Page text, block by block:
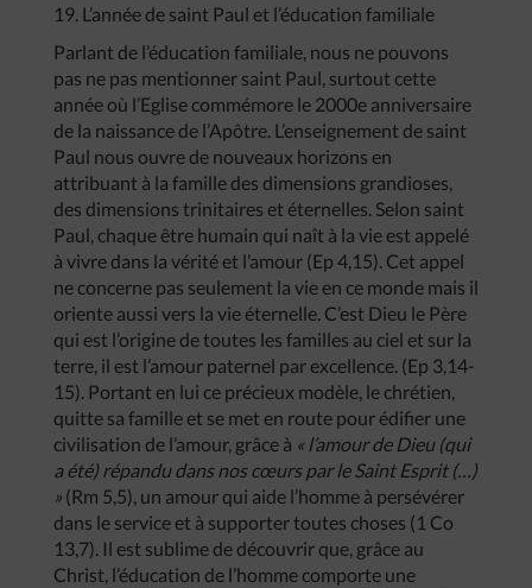
19. L’année de saint Paul et l’éducation familiale
Parlant de l’éducation familiale, nous ne pouvons
pas ne pas mentionner saint Paul, surtout cette
année où l’Eglise commémore le 2000e anniversaire
de la naissance de l’Apôtre. L’enseignement de saint
Paul nous ouvre de nouveaux horizons en
attribuant à la famille des dimensions grandioses,
des dimensions trinitaires et éternelles. Selon saint
Paul, chaque être humain qui naît à la vie est appelé
à vivre dans la vérité et l’amour (Ep 4,15). Cet appel
ne concerne pas seulement la vie en ce monde mais il
oriente aussi vers la vie éternelle. C’est Dieu le Père
qui est l’origine de toutes les familles au ciel et sur la
terre, il est l’amour paternel par excellence. (Ep 3,14-
15). Portant en lui ce précieux modèle, le chrétien,
quitte sa famille et se met en route pour édifier une
civilisation de l’amour, grâce à « l’amour de Dieu (qui
a été) répandu dans nos cœurs par le Saint Esprit (…)
» (Rm 5,5), un amour qui aide l’homme à persévérer
dans le service et à supporter toutes choses (1 Co
13,7). Il est sublime de découvrir que, grâce au
Christ, l’éducation de l’homme comporte une